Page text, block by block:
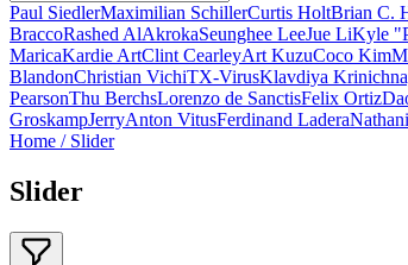
Paul SiedlerMaximilian SchillerCurtis HoltBrian C.
BraccoRashed AlAkrokaSeunghee LeeJue LiKyle
MaricaKardie ArtClint CearleyArt KuzuCoco Kim
BlandonChristian VichiTX-VirusKlavdiya
PearsonThu BerchsLorenzo de SanctisFelix Ortiz
GroskampJerryAnton VitusFerdinand Ladera
Home / Slider
Slider